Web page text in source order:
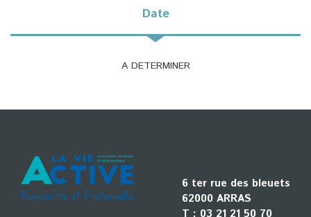
Date
A DETERMINER
6 ter rue des bleuets
62000 ARRAS
T : 03 21 21 50 70